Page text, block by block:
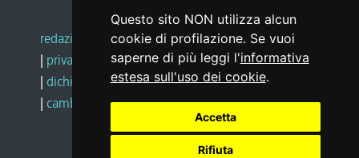
Questo sito NON utilizza alcun
cookie di profilazione. Se vuoi
saperne di più leggi l'informativa
estesa sull'uso dei cookie.
Accetta
Rifiuta
redazione web |note legali |glossario
| privacy
social media policy
| dichiarazione di accessibilità |feedback
| cambio preferenze cookie